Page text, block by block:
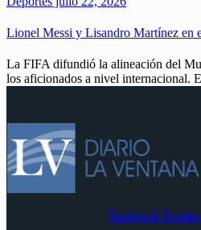
Lionel Messi y Lisandro Martínez en
La FIFA difundió la alineación del
los aficionados a nivel internacional.
Facebook Twitter